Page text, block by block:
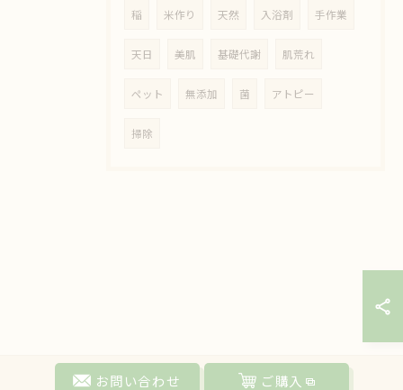
稲 米作り 天然 入浴剤 手作業
天日 美肌 基礎代謝 肌荒れ
ペット 無添加 菌 アトピー
掃除
お問い合わせ ご購入